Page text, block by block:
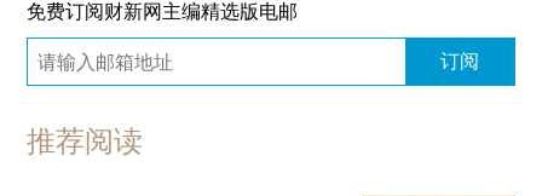
免费订阅财新网主编精选版电邮
订阅
推荐阅读